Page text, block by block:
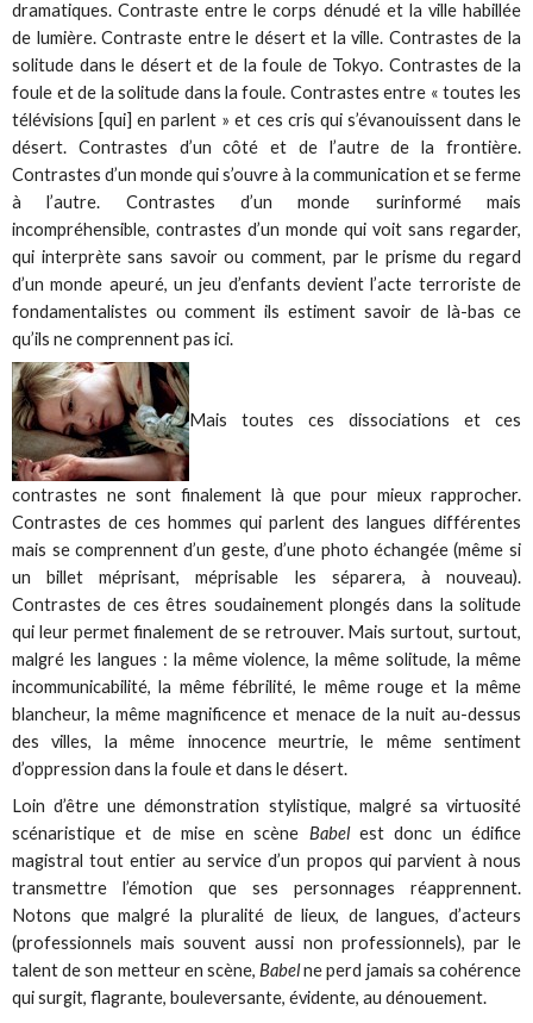
dramatiques. Contraste entre le corps dénudé et la ville habillée
de lumière. Contraste entre le désert et la ville. Contrastes de la
solitude dans le désert et de la foule de Tokyo. Contrastes de la
foule et de la solitude dans la foule. Contrastes entre « toutes les
télévisions [qui] en parlent » et ces cris qui s’évanouissent dans le
désert. Contrastes d’un côté et de l’autre de la frontière.
Contrastes d’un monde qui s’ouvre à la communication et se ferme
à l’autre. Contrastes d’un monde surinformé mais
incompréhensible, contrastes d’un monde qui voit sans regarder,
qui interprète sans savoir ou comment, par le prisme du regard
d’un monde apeuré, un jeu d’enfants devient l’acte terroriste de
fondamentalistes ou comment ils estiment savoir de là-bas ce
qu’ils ne comprennent pas ici.
Mais toutes ces dissociations et ces
contrastes ne sont finalement là que pour mieux rapprocher.
Contrastes de ces hommes qui parlent des langues différentes
mais se comprennent d’un geste, d’une photo échangée (même si
un billet méprisant, méprisable les séparera, à nouveau).
Contrastes de ces êtres soudainement plongés dans la solitude
qui leur permet finalement de se retrouver. Mais surtout, surtout,
malgré les langues : la même violence, la même solitude, la même
incommunicabilité, la même fébrilité, le même rouge et la même
blancheur, la même magnificence et menace de la nuit au-dessus
des villes, la même innocence meurtrie, le même sentiment
d’oppression dans la foule et dans le désert.
Loin d’être une démonstration stylistique, malgré sa virtuosité
scénaristique et de mise en scène Babelest donc un édifice
magistral tout entier au service d’un propos qui parvient à nous
transmettre l’émotion que ses personnages réapprennent.
Notons que malgré la pluralité de lieux, de langues, d’acteurs
(professionnels mais souvent aussi non professionnels), par le
talent de son metteur en scène,Babelne perd jamais sa cohérence
qui surgit, flagrante, bouleversante, évidente, au dénouement.